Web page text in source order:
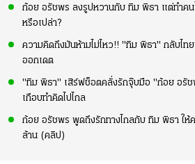
ก้อย อรัชพร ลงรูปหวานกับ ทิม พิธา แต่ทำค
หรือเปล่า?
ความคิดถึงมันห้ามไม่ไหว!! "ทิม พิธา" กลับไ
ออกเดต
"ทิม พิธา" เสิร์ฟช็อตคลั่งรักจุ๊บมือ "ก้อย อรั
เกือบทำคิดไปไกล
ก้อย อรัชพร พูดถึงรักทางไกลกับ ทิม พิธา ให้
ล้าน (คลิป)